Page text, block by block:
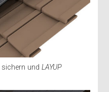
sichern und LAYUP